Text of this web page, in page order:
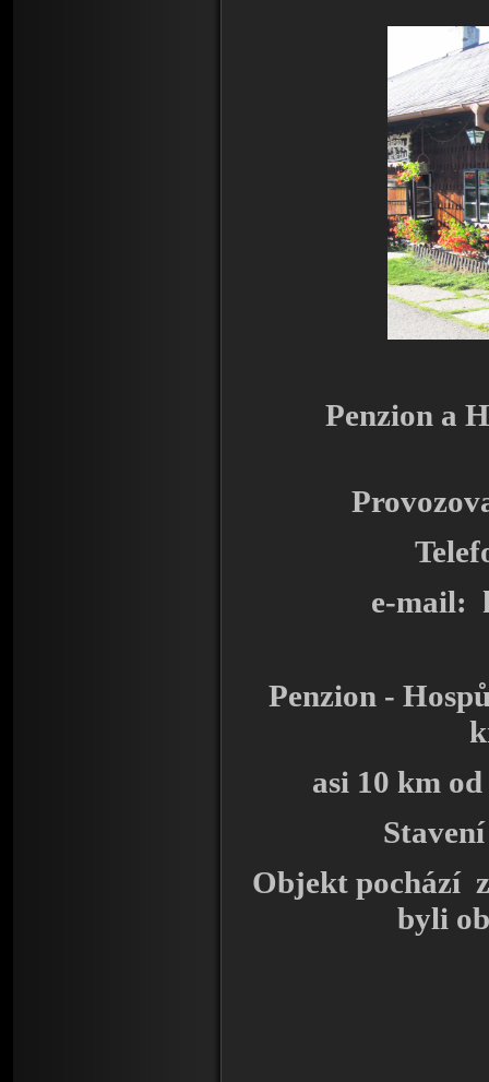
Penzion a
e-mail:
Penzion -
asi 10 km
Objekt pochází
byli